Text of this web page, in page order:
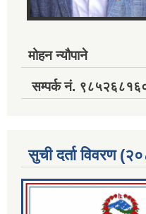
मोहन न्यौपाने
सम्पर्क नं.
सुची दर्ता विवरण